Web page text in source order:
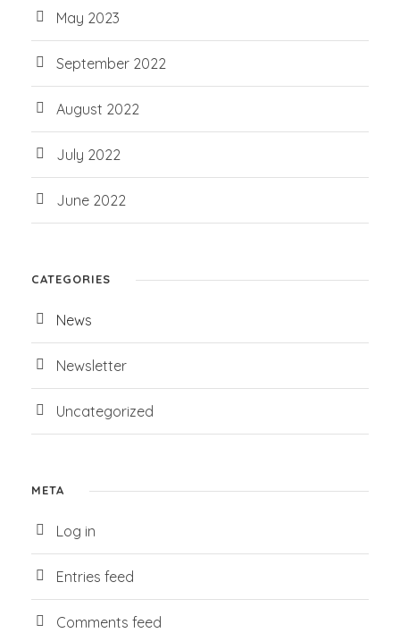
May 2023
September 2022
August 2022
July 2022
June 2022
CATEGORIES
News
Newsletter
Uncategorized
META
Log in
Entries feed
Comments feed